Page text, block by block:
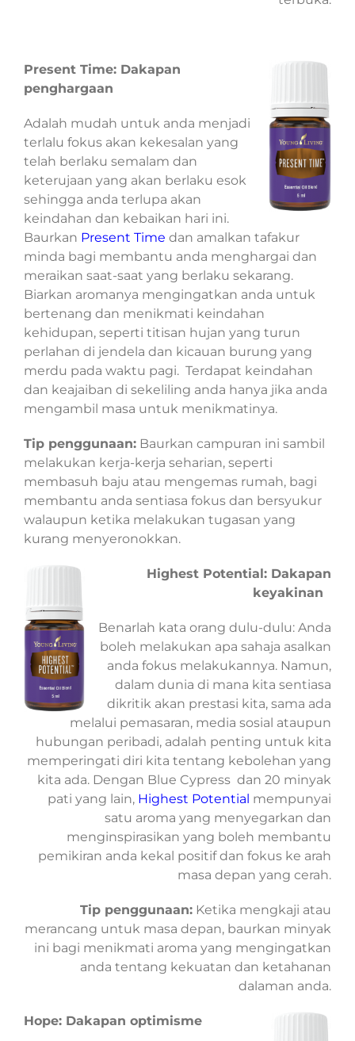
Present Time: Dakapan
penghargaan
Adalah mudah untuk anda menjadi
terlalu fokus akan kekesalan yang
telah berlaku semalam dan
keterujaan yang akan berlaku esok
sehingga anda terlupa akan
keindahan dan kebaikan hari ini.
Baurkan Present Time dan amalkan tafakur
minda bagi membantu anda menghargai dan
meraikan saat-saat yang berlaku sekarang.
Biarkan aromanya mengingatkan anda untuk
bertenang dan menikmati keindahan
kehidupan, seperti titisan hujan yang turun
perlahan di jendela dan kicauan burung yang
merdu pada waktu pagi. Terdapat keindahan
dan keajaiban di sekeliling anda hanya jika anda
mengambil masa untuk menikmatinya.
Tip penggunaan: Baurkan campuran ini sambil
melakukan kerja-kerja seharian, seperti
membasuh baju atau mengemas rumah, bagi
membantu anda sentiasa fokus dan bersyukur
walaupun ketika melakukan tugasan yang
kurang menyeronokkan.
Highest Potential: Dakapan
keyakinan
Benarlah kata orang dulu-dulu: Anda
boleh melakukan apa sahaja asalkan
anda fokus melakukannya. Namun,
dalam dunia di mana kita sentiasa
dikritik akan prestasi kita, sama ada
melalui pemasaran, media sosial ataupun
hubungan peribadi, adalah penting untuk kita
memperingati diri kita tentang kebolehan yang
kita ada. Dengan Blue Cypress dan 20 minyak
pati yang lain, Highest Potential mempunyai
satu aroma yang menyegarkan dan
menginspirasikan yang boleh membantu
pemikiran anda kekal positif dan fokus ke arah
masa depan yang cerah.
Tip penggunaan: Ketika mengkaji atau
merancang untuk masa depan, baurkan minyak
ini bagi menikmati aroma yang mengingatkan
anda tentang kekuatan dan ketahanan
dalaman anda.
Hope: Dakapan optimisme